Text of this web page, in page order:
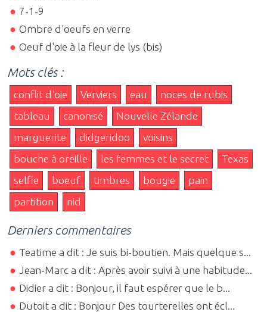
7-1-9
Ombre d'oeufs en verre
Oeuf d'oie à la fleur de lys (bis)
Mots clés :
conflit d'oie Verviers eau
noces de rubis
tableau
canonisé
Nouvelle Zélande
marguerite
didgeridoo
voisins
bouche à oreille
les femmes et le secret
Texas
selfie
boeuf timbres bougie
pain
partition
nid
Derniers commentaires
Teatime a dit : Je suis bi-boutien. Mais quelque s...
Jean-Marc a dit : Après avoir suivi à une habitude...
Didier a dit : Bonjour, il faut espérer que le b...
Dutoit a dit : Bonjour Des tourterelles ont écl...